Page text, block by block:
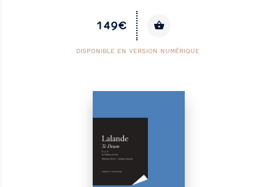
149€
DISPONIBLE EN VERSION NUMÉRIQUE